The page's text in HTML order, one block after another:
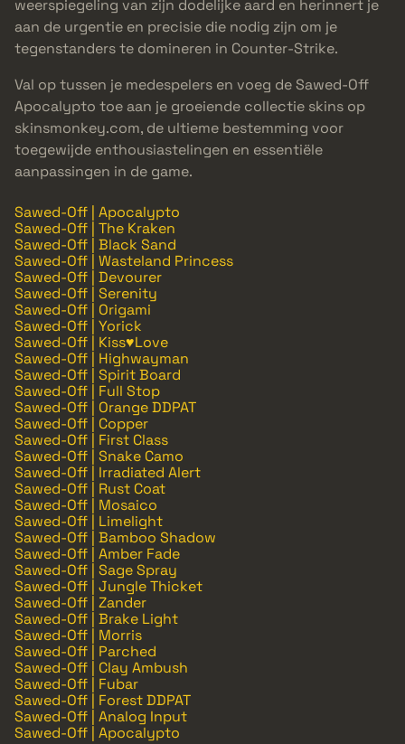
weerspiegeling van zijn dodelijke aard en herinnert je
aan de urgentie en precisie die nodig zijn om je
tegenstanders te domineren in Counter-Strike.
Val op tussen je medespelers en voeg de Sawed-Off
Apocalypto toe aan je groeiende collectie skins op
skinsmonkey.com, de ultieme bestemming voor
toegewijde enthousiastelingen en essentiële
aanpassingen in de game.
Sawed-Off | Apocalypto
Sawed-Off | The Kraken
Sawed-Off | Black Sand
Sawed-Off | Wasteland Princess
Sawed-Off | Devourer
Sawed-Off | Serenity
Sawed-Off | Origami
Sawed-Off | Yorick
Sawed-Off | Kiss♥Love
Sawed-Off | Highwayman
Sawed-Off | Spirit Board
Sawed-Off | Full Stop
Sawed-Off | Orange DDPAT
Sawed-Off | Copper
Sawed-Off | First Class
Sawed-Off | Snake Camo
Sawed-Off | Irradiated Alert
Sawed-Off | Rust Coat
Sawed-Off | Mosaico
Sawed-Off | Limelight
Sawed-Off | Bamboo Shadow
Sawed-Off | Amber Fade
Sawed-Off | Sage Spray
Sawed-Off | Jungle Thicket
Sawed-Off | Zander
Sawed-Off | Brake Light
Sawed-Off | Morris
Sawed-Off | Parched
Sawed-Off | Clay Ambush
Sawed-Off | Fubar
Sawed-Off | Forest DDPAT
Sawed-Off | Analog Input
Sawed-Off | Apocalypto